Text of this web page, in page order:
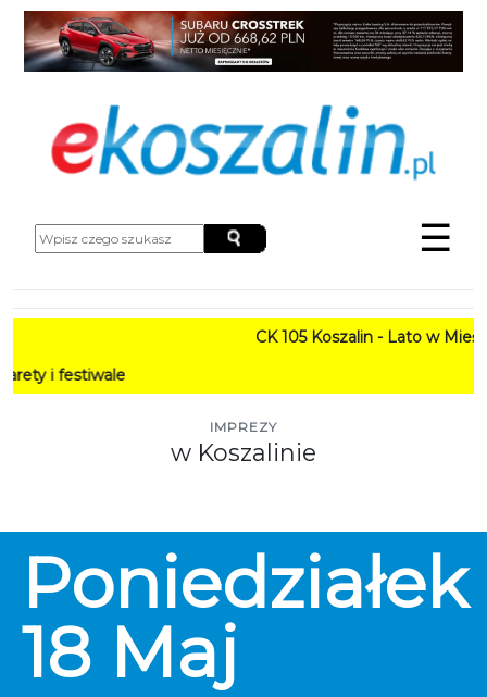
☰
CK 105 Koszalin - Lato w Mieście
IMPREZY
w Koszalinie
Poniedziałek
18 Maj